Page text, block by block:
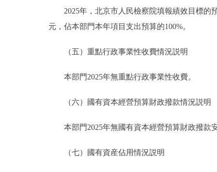
2025年，北京市人民檢察院填報績效目標的預
元，佔本部門本年項目支出預算的100%。
（五）重點行政事業性收費情況説明
本部門2025年無重點行政事業性收費。
（六）國有資本經營預算財政撥款情況説明
本部門2025年無國有資本經營預算財政撥款
（七）國有資産佔用情況説明